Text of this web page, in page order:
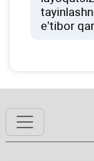
e’tibor